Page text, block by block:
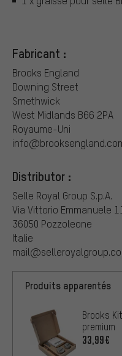
Fabricant :
Brooks England
Downing Street
Smethwick
West Midlands B66 2PA
Royaume-Uni
Distributor :
Selle Royal Group S.p.A.
Via Vittorio Emmanuele
36050 Pozzoleone
Italie
Produits apparentés
Brooks
premium
33,99€